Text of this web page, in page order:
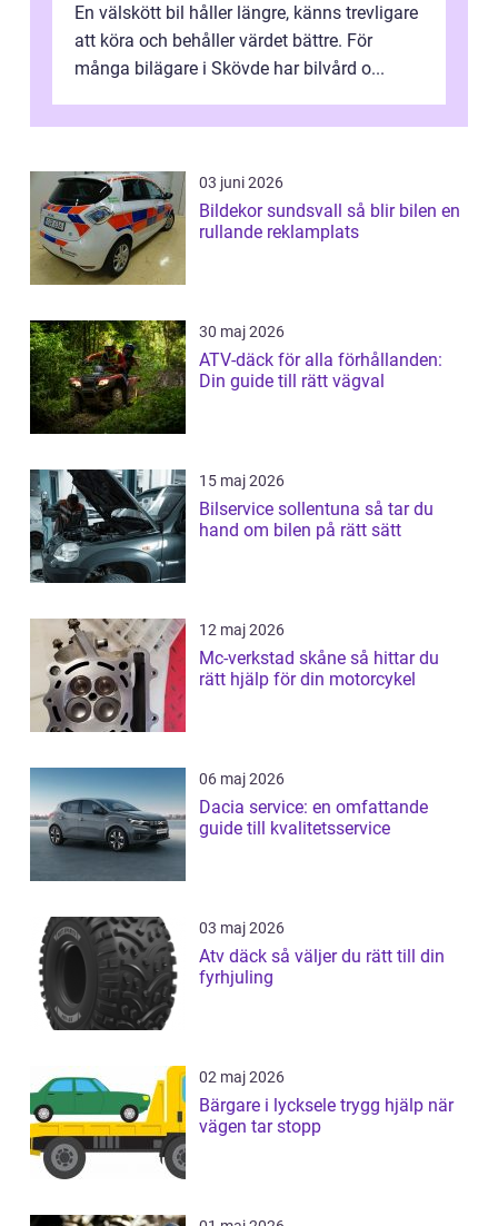
En välskött bil håller längre, känns trevligare
att köra och behåller värdet bättre. För
många bilägare i Skövde har bilvård o...
03 juni 2026
Bildekor sundsvall så blir bilen en
rullande reklamplats
30 maj 2026
ATV-däck för alla förhållanden:
Din guide till rätt vägval
15 maj 2026
Bilservice sollentuna så tar du
hand om bilen på rätt sätt
12 maj 2026
Mc-verkstad skåne så hittar du
rätt hjälp för din motorcykel
06 maj 2026
Dacia service: en omfattande
guide till kvalitetsservice
03 maj 2026
Atv däck så väljer du rätt till din
fyrhjuling
02 maj 2026
Bärgare i lycksele trygg hjälp när
vägen tar stopp